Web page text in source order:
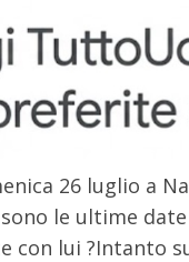
26 luglio a
le ultime
con lui ?Intanto